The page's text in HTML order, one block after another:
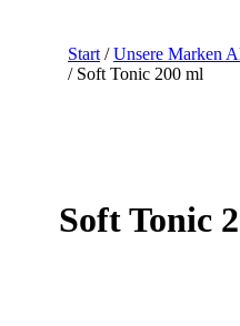
Start /Unsere Marken
/ Soft Tonic 200 ml
Soft Tonic